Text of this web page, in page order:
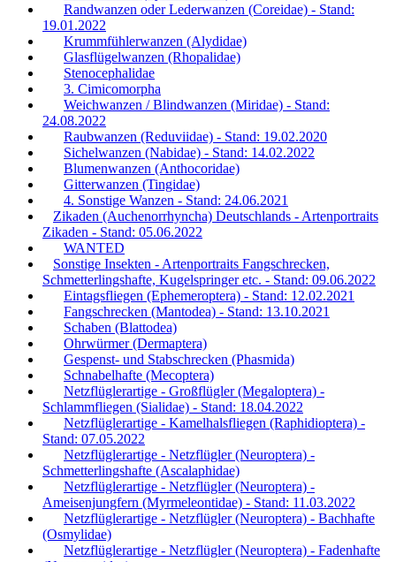
Randwanzen oder Lederwanzen (Coreidae) - Stand:
19.01.2022
Krummfühlerwanzen (Alydidae)
Glasflügelwanzen (Rhopalidae)
Stenocephalidae
3. Cimicomorpha
Weichwanzen / Blindwanzen (Miridae) - Stand:
24.08.2022
Raubwanzen (Reduviidae) - Stand: 19.02.2020
Sichelwanzen (Nabidae) - Stand: 14.02.2022
Blumenwanzen (Anthocoridae)
Gitterwanzen (Tingidae)
4. Sonstige Wanzen - Stand: 24.06.2021
Zikaden (Auchenorrhyncha) Deutschlands - Artenportraits
Zikaden - Stand: 05.06.2022
WANTED
Sonstige Insekten - Artenportraits Fangschrecken,
Schmetterlingshafte, Kugelspringer etc. - Stand: 09.06.2022
Eintagsfliegen (Ephemeroptera) - Stand: 12.02.2021
Fangschrecken (Mantodea) - Stand: 13.10.2021
Schaben (Blattodea)
Ohrwürmer (Dermaptera)
Gespenst- und Stabschrecken (Phasmida)
Schnabelhafte (Mecoptera)
Netzflüglerartige - Großflügler (Megaloptera) -
Schlammfliegen (Sialidae) - Stand: 18.04.2022
Netzflüglerartige - Kamelhalsfliegen (Raphidioptera) -
Stand: 07.05.2022
Netzflüglerartige - Netzflügler (Neuroptera) -
Schmetterlingshafte (Ascalaphidae)
Netzflüglerartige - Netzflügler (Neuroptera) -
Ameisenjungfern (Myrmeleontidae) - Stand: 11.03.2022
Netzflüglerartige - Netzflügler (Neuroptera) - Bachhafte
(Osmylidae)
Netzflüglerartige - Netzflügler (Neuroptera) - Fadenhafte